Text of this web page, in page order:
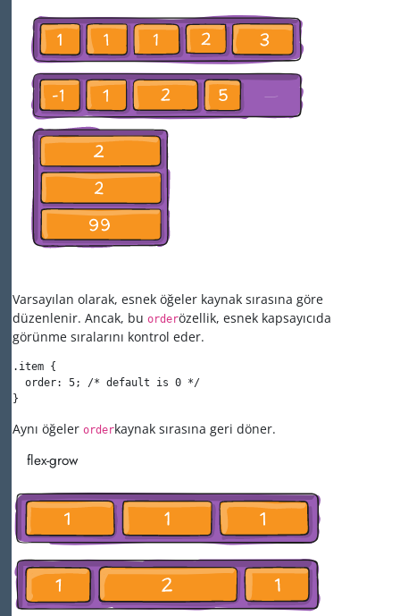
Varsayılan olarak, esnek öğeler kaynak sırasına göre
düzenlenir. Ancak, bu orderözellik, esnek kapsayıcıda
görünme sıralarını kontrol eder.
.item {
  order: 5; /* default is 0 */
}
Aynı öğeler orderkaynak sırasına geri döner.
flex-grow